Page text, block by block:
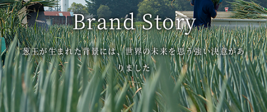
Brand Story
葱王が生まれた背景には、世界の未来を思う強い決意があ
りました